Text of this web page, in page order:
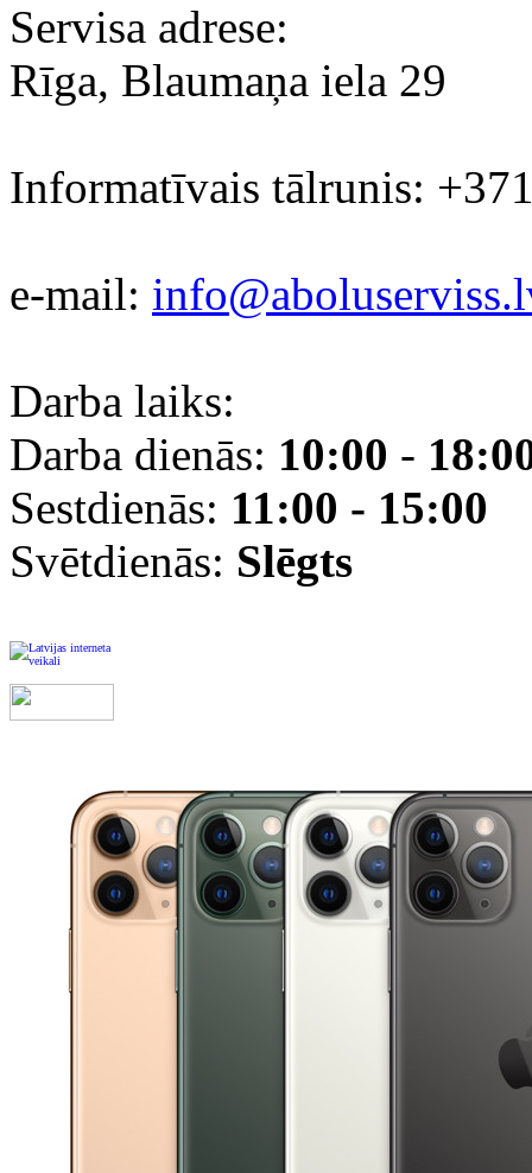
Servisa adrese:
Rīga, Blaumaņa iela 29
Informatīvais tālrunis:
e-mail:
Darba laiks:
Darba dienās: 10:00 -
Sestdienās: 11:00 - 15:00
Svētdienās: Slēgts